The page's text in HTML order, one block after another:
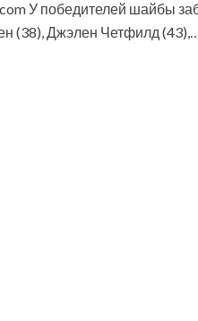
У победителей шайбы
(38), Джэлен Четфилд